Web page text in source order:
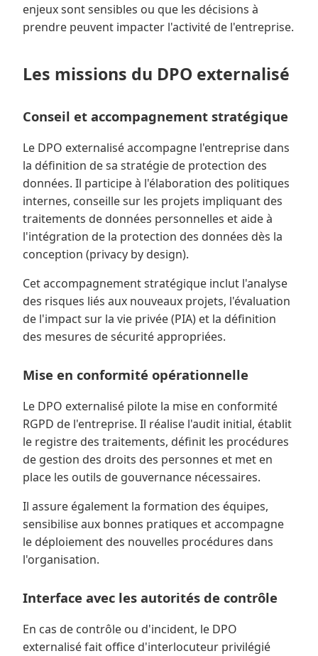
enjeux sont sensibles ou que les décisions à
prendre peuvent impacter l'activité de l'entreprise.
Les missions du DPO externalisé
Conseil et accompagnement stratégique
Le DPO externalisé accompagne l'entreprise dans
la définition de sa stratégie de protection des
données. Il participe à l'élaboration des politiques
internes, conseille sur les projets impliquant des
traitements de données personnelles et aide à
l'intégration de la protection des données dès la
conception (privacy by design).
Cet accompagnement stratégique inclut l'analyse
des risques liés aux nouveaux projets, l'évaluation
de l'impact sur la vie privée (PIA) et la définition
des mesures de sécurité appropriées.
Mise en conformité opérationnelle
Le DPO externalisé pilote la mise en conformité
RGPD de l'entreprise. Il réalise l'audit initial, établit
le registre des traitements, définit les procédures
de gestion des droits des personnes et met en
place les outils de gouvernance nécessaires.
Il assure également la formation des équipes,
sensibilise aux bonnes pratiques et accompagne
le déploiement des nouvelles procédures dans
l'organisation.
Interface avec les autorités de contrôle
En cas de contrôle ou d'incident, le DPO
externalisé fait office d'interlocuteur privilégié